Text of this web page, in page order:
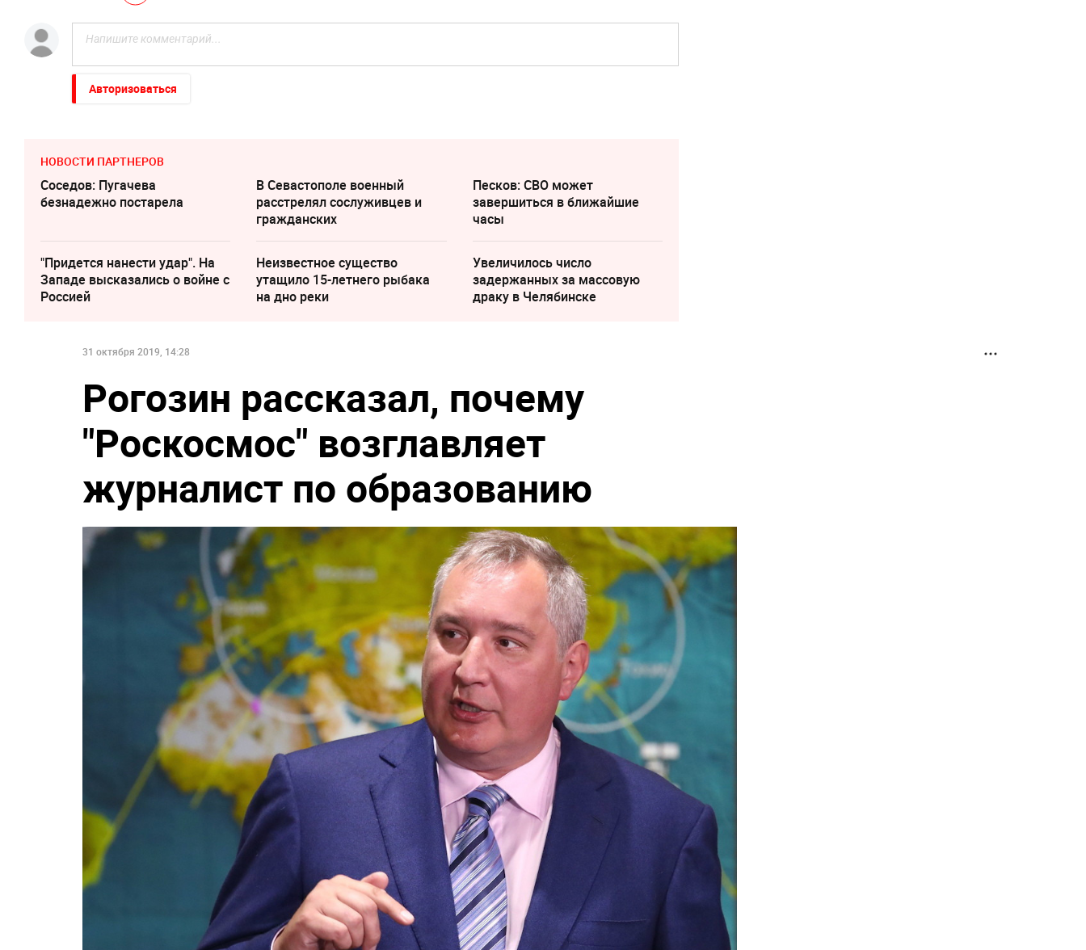
Авторизоваться
НОВОСТИ ПАРТНЕРОВ
Соседов: Пугачева
безнадежно постарела
В Севастополе военный
расстрелял сослуживцев и
гражданских
Песков: СВО может
завершиться в ближайшие
часы
"Придется нанести удар". На
Западе высказались о войне с
Россией
Неизвестное существо
утащило 15-летнего рыбака
на дно реки
Увеличилось число
задержанных за массовую
драку в Челябинске
31 октября 2019, 14:28
Рогозин рассказал, почему
"Роскосмос" возглавляет
журналист по образованию